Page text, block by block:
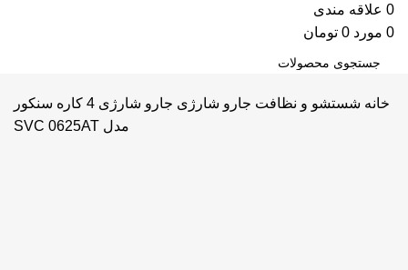
0 علاقه مندی
0 مورد 0 تومان
جستجو
خانه شستشو و نظافت جارو شارژی
جارو شارژی 4 کاره سنکور
مدل SVC 0625AT